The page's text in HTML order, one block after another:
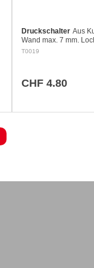
Druckschalter Aus
Wand max. 7 mm.
T0019
CHF 4.80